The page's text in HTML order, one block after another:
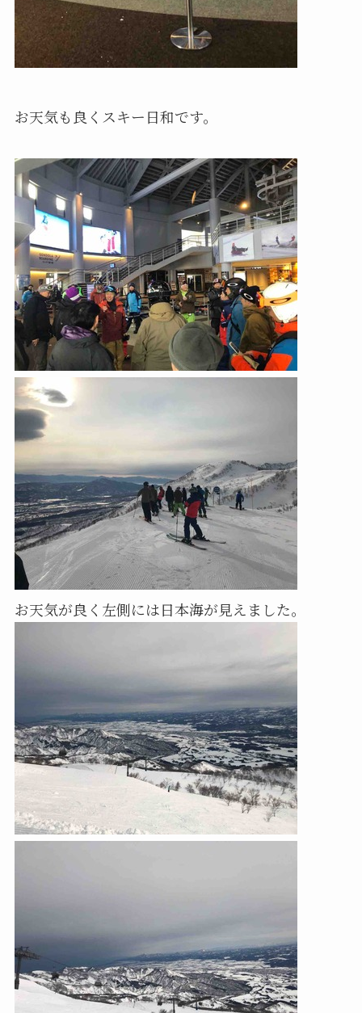
お天気も良くスキー日和です。
お天気が良く左側には日本海が見えました。